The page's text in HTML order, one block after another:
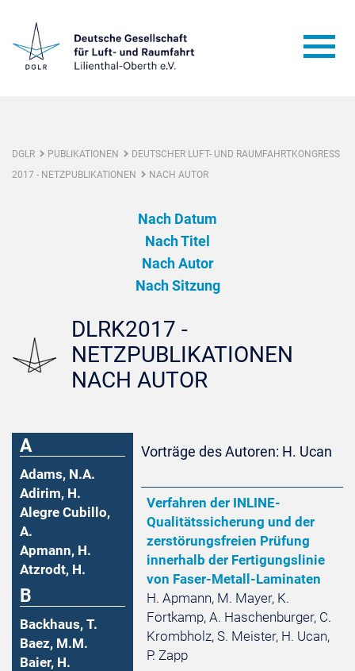
DGLR PUBLIKATIONEN
DEUTSCHER LUFT- UND RAUMFAHRTKONGRESS
2017 - NETZPUBLIKATIONEN
NACH AUTOR
Nach Datum
Nach Titel
Nach Autor
Nach Sitzung
DLRK2017 -
NETZPUBLIKATIONEN
NACH AUTOR
A
Adams, N.A.
Adirim, H.
Alegre Cubillo,
A.
Apmann, H.
Atzrodt, H.
B
Backhaus, T.
Baez, M.M.
Baier, H.
Vorträge des Autoren: H. Ucan
Verfahren der INLINE-
Qualitätssicherung und der
zerstörungsfreien Prüfung
innerhalb der Fertigungslinie
von Faser-Metall-Laminaten
H. Apmann, M. Mayer, K.
Fortkamp, A. Haschenburger, C.
Krombholz, S. Meister, H. Ucan,
P. Zapp